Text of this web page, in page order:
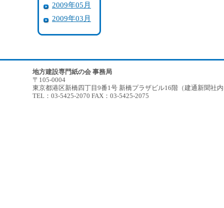
2009年05月
2009年03月
地方建設専門紙の会 事務局
〒105-0004
東京都港区新橋四丁目9番1号 新橋プラザビル16階（建通新聞社
TEL：03-5425-2070 FAX：03-5425-2075